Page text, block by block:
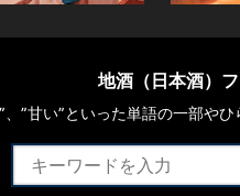
地酒（日本酒）
、”甘い”といった単語の一部や